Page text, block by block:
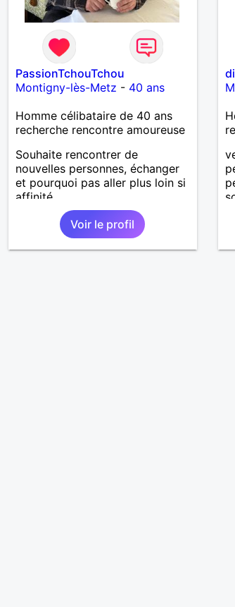
PassionTchouTchou
Montigny-lès-Metz - 40 ans
Homme célibataire de 40 ans
recherche rencontre amoureuse
Souhaite rencontrer de
nouvelles personnes, échanger
et pourquoi pas aller plus loin si
affinité...
Voir le profil